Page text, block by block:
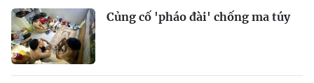
Củng cố 'pháo đài' chống ma túy